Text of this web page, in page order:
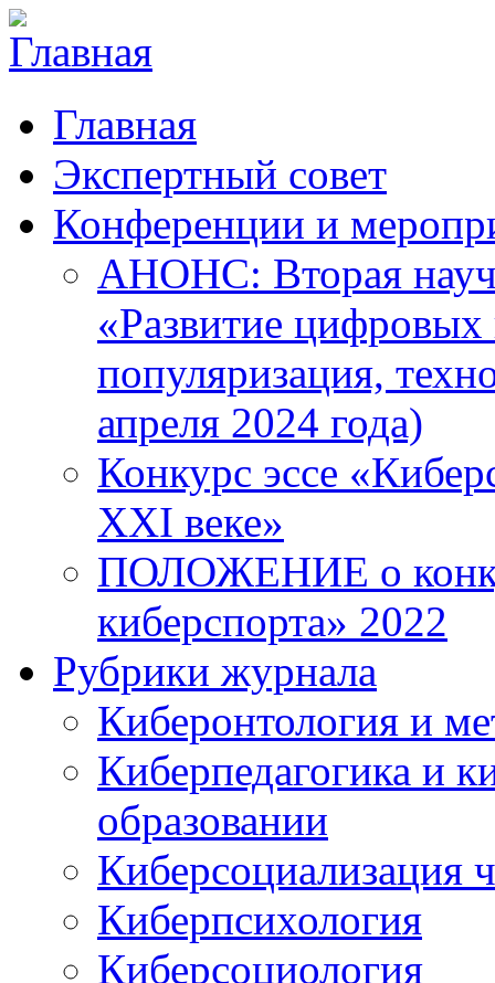
Главная
Экспертный совет
Конференции и
АНОНС: Вторая
«Развитие цифровых
популяризация,
апреля 2024 года)
Конкурс эссе
XXI веке»
ПОЛОЖЕНИЕ о
киберспорта» 2022
Рубрики журнала
Киберонтология и
Киберпедагогика и
образовании
Киберсоциализация
Киберпсихология
Киберсоциология